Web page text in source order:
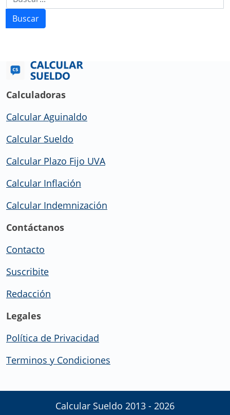
Buscar
Calculadoras
Calcular Aguinaldo
Calcular Sueldo
Calcular Plazo Fijo UVA
Calcular Inflación
Calcular Indemnización
Contáctanos
Contacto
Suscribite
Redacción
Legales
Política de Privacidad
Terminos y Condiciones
Calcular Sueldo 2013 - 2026